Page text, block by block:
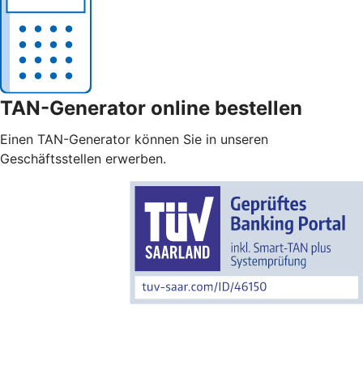
TAN-Generator online bestellen
Einen TAN-Generator können Sie in unseren
Geschäftsstellen erwerben.